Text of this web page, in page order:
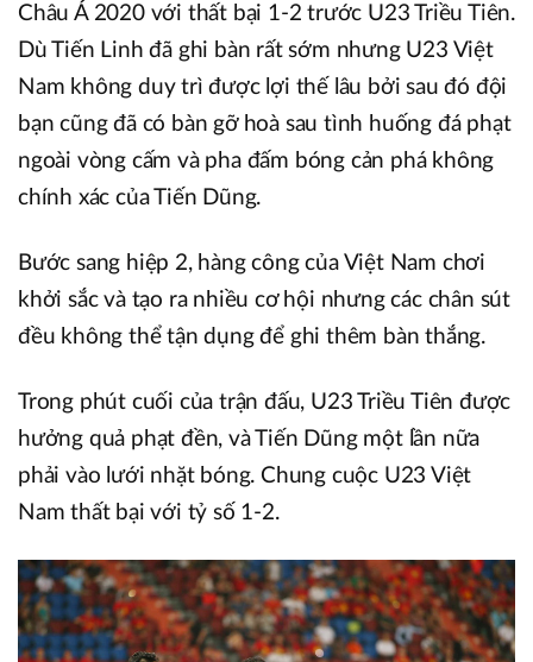
Châu Á 2020 với thất bại 1-2 trước U23 Triều Tiên.
Dù Tiến Linh đã ghi bàn rất sớm nhưng U23 Việt
Nam không duy trì được lợi thế lâu bởi sau đó đội
bạn cũng đã có bàn gỡ hoà sau tình huống đá phạt
ngoài vòng cấm và pha đấm bóng cản phá không
chính xác của Tiến Dũng.
Bước sang hiệp 2, hàng công của Việt Nam chơi
khởi sắc và tạo ra nhiều cơ hội nhưng các chân sút
đều không thể tận dụng để ghi thêm bàn thắng.
Trong phút cuối của trận đấu, U23 Triều Tiên được
hưởng quả phạt đền, và Tiến Dũng một lần nữa
phải vào lưới nhặt bóng. Chung cuộc U23 Việt
Nam thất bại với tỷ số 1-2.